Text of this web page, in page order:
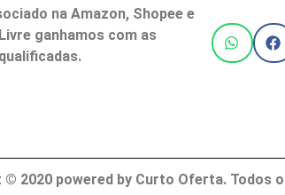
na Amazon, Shopee e
ganhamos com as
© 2020 powered by Curto Oferta. Todos